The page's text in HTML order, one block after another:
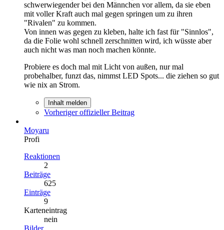
schwerwiegender bei den Männchen vor allem, da sie eben
mit voller Kraft auch mal gegen springen um zu ihren
"Rivalen" zu kommen.
Von innen was gegen zu kleben, halte ich fast für "Sinnlos",
da die Folie wohl schnell zerschnitten wird, ich wüsste aber
auch nicht was man noch machen könnte.
Probiere es doch mal mit Licht von außen, nur mal
probehalber, funzt das, nimmst LED Spots... die ziehen so gut
wie nix an Strom.
Inhalt melden
Vorheriger offizieller Beitrag
Moyaru
Profi
Reaktionen
2
Beiträge
625
Einträge
9
Karteneintrag
nein
Bilder